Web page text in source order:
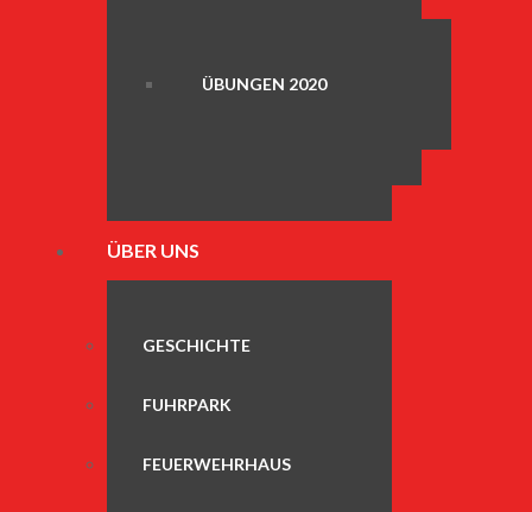
ÜBUNGEN 2020
ÜBER UNS
GESCHICHTE
FUHRPARK
FEUERWEHRHAUS